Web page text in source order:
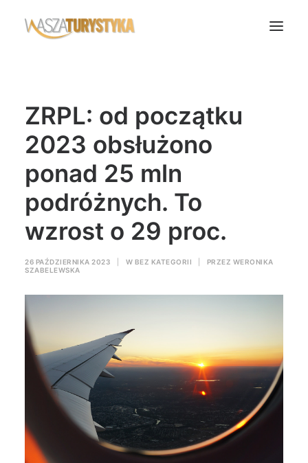
Biura podróży
Transport
Noclegi
Polska
Świat
Podcasty
Wasze Podróże
Wyszukiwanie
ZRPL: od początku
2023 obsłużono
ponad 25 mln
podróżnych. To
wzrost o 29 proc.
26 PAŹDZIERNIKA 2023 W BEZ KATEGORII PRZEZ WERONIKA
SZABELEWSKA